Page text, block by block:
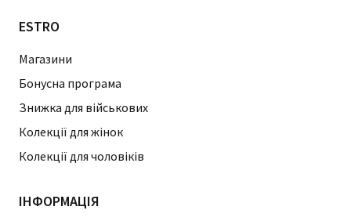
ESTRO
Магазини
Бонусна програма
Знижка для військових
Колекції для жінок
Колекції для чоловіків
ІНФОРМАЦІЯ